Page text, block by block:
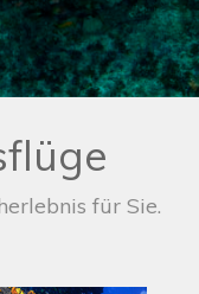
für Sie.